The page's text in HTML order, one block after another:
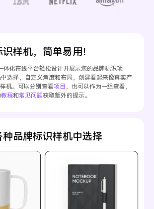
样机，简单易用！
体化在线平台轻松设计并展示您的品牌标识项
中选择，自定义角度和布局，创建看起来像真实产
机。可以分别查看项目
，也可以作为一组查看，
教程和常见问题获取额外的提示。
种品牌标识样机中选择